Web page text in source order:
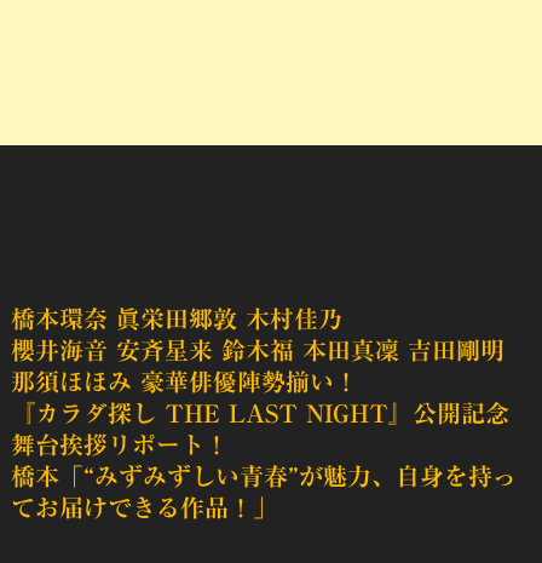
橋本環奈 眞栄田郷敦 木村佳乃
櫻井海音 安斉星来 鈴木福 本田真凜 吉田剛明
那須ほほみ 豪華俳優陣勢揃い！
『カラダ探し THE LAST NIGHT』公開記念
舞台挨拶リポート！
橋本「“みずみずしい青春”が魅力、自身を持っ
てお届けできる作品！」